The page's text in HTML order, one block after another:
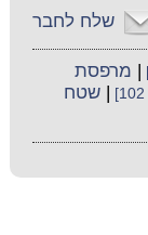
שלח לחבר
מרפסת
|שטח